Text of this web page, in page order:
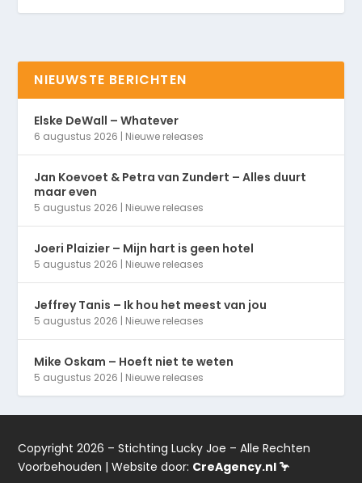
NIEUWSTE BERICHTEN
Elske DeWall – Whatever
6 augustus 2026 Nieuwe releases
Jan Koevoet & Petra van Zundert – Alles duurt
maar even
5 augustus 2026 Nieuwe releases
Joeri Plaizier – Mijn hart is geen hotel
5 augustus 2026 Nieuwe releases
Jeffrey Tanis – Ik hou het meest van jou
5 augustus 2026 Nieuwe releases
Mike Oskam – Hoeft niet te weten
5 augustus 2026 Nieuwe releases
Copyright 2026 – Stichting Lucky Joe – Alle Rechten
Voorbehouden | Website door: CreAgency.nl 🦩